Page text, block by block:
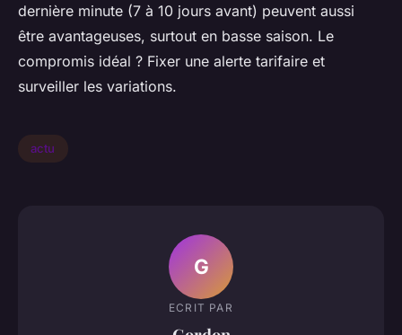
dernière minute (7 à 10 jours avant) peuvent aussi
être avantageuses, surtout en basse saison. Le
compromis idéal ? Fixer une alerte tarifaire et
surveiller les variations.
actu
G
ECRIT PAR